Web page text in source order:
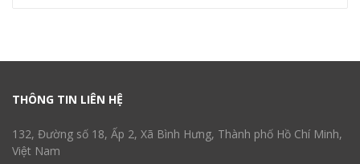
THÔNG TIN LIÊN HỆ
132, Đường số 18, Ấp 2, Xã Bình Hưng, Thành phố Hồ Chí Minh,
Việt Nam